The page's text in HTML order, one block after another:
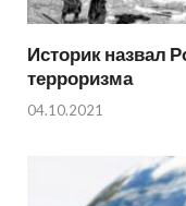
Историк назвал
терроризма
04.10.2021